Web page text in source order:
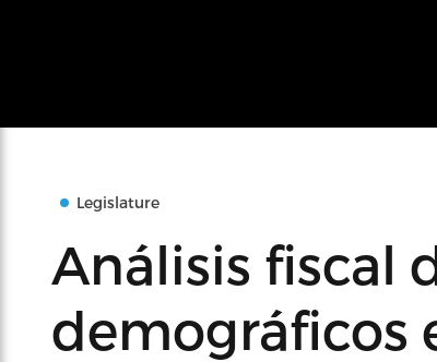
Legislature
Análisis fiscal
demográficos